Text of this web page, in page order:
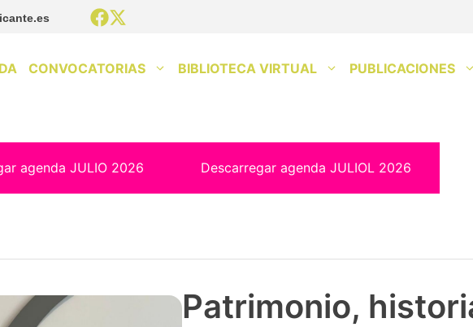
CONVOCATORIAS BIBLIOTECA VIRTUAL PUBLICACIONES
agenda JULIO 2026 Descarregar agenda JULIOL 2026
Patrimonio,